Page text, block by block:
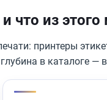
что из
принтеры
в каталоге — в